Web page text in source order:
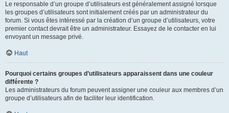
Le responsable d’un groupe d’utilisateurs est généralement assigné lorsque
les groupes d’utilisateurs sont initialement créés par un administrateur du
forum. Si vous êtes intéressé par la création d’un groupe d’utilisateurs, votre
premier contact devrait être un administrateur. Essayez de le contacter en lui
envoyant un message privé.
Haut
Pourquoi certains groupes d’utilisateurs apparaissent dans une couleur
différente ?
Les administrateurs du forum peuvent assigner une couleur aux membres d’un
groupe d’utilisateurs afin de faciliter leur identification.